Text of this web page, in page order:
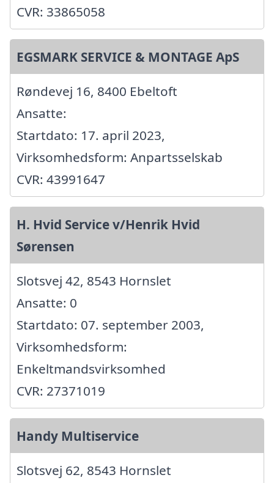
CVR: 33865058
EGSMARK SERVICE & MONTAGE ApS
Røndevej 16, 8400 Ebeltoft
Ansatte:
Startdato: 17. april 2023,
Virksomhedsform: Anpartsselskab
CVR: 43991647
H. Hvid Service v/Henrik Hvid
Sørensen
Slotsvej 42, 8543 Hornslet
Ansatte: 0
Startdato: 07. september 2003,
Virksomhedsform:
Enkeltmandsvirksomhed
CVR: 27371019
Handy Multiservice
Slotsvej 62, 8543 Hornslet